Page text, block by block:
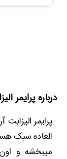
درباره پرایمر
پرایمر
العاده سبک
میبخشه و